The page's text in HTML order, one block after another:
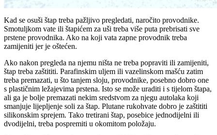
Kad se osuši štap treba pažljivo pregledati, naročito provodnike.
Smotuljkom vate ili štapićem za uši treba više puta prebrisati sve
prstene provodnika. Ako na koji vata zapne provodnik treba
zamijeniti jer je oštećen.
Ako nakon pregleda na njemu ništa ne treba popraviti ili zamijeniti,
štap treba zaštititi. Parafinskim uljem ili vazelinskom mašću zatim
treba premazati, u što tanjem sloju, provodnike, posebno dobro one
s plastičnim ležajevima prstena. Isto se može uraditi i s tijelom štapa,
ali ga je bolje premazati nekim sredstvom za njegu autolaka koji
smanjuje lijepljenje soli za štap. Plutane rukohvate dobro je zaštititi
silikonskim sprejem. Tako tretirani štap, posebice jednodijelni ili
dvodijelni, treba pospremiti u okomitom položaju.